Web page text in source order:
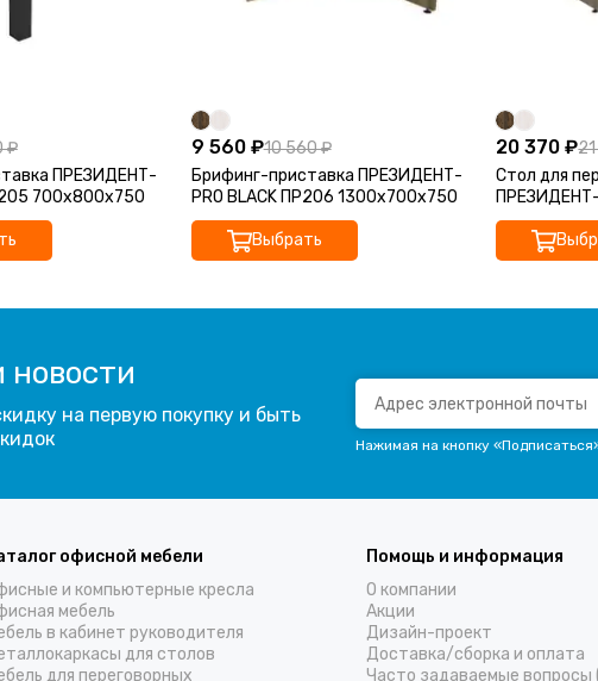
₽
ПРЕЗИДЕНТ-
700х800х750
9 560 ₽10 560 ₽
Брифинг-приставка ПРЕЗИДЕНТ-
PRO BLACK ПР206 1300х700х750
Выбрать
20 370 ₽
Стол для
ПРЕЗИДЕНТ-
новости
на первую покупку и быть
Нажимая на кнопку
офисной мебели
и компьютерные кресла
мебель
в кабинет руководителя
для столов
для переговорных
Помощь и информация
О компании
Акции
Дизайн-проект
Доставка/cборка и оплата
Часто задаваемые вопросы